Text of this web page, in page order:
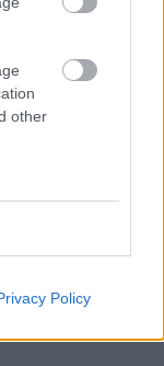
other
Policy
konkrét bor
ha pont
kapható, az itt
tartja.